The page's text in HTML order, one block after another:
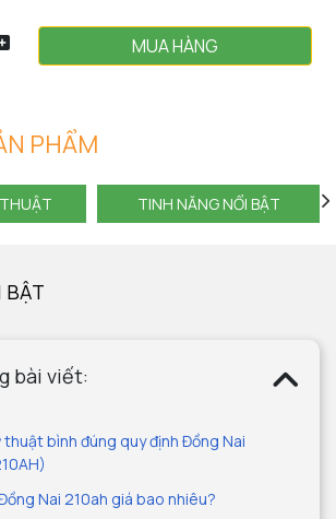
MUA HÀNG
PHẨM
TINH NĂNG NỔI BẬT
BẬT
bài viết:
thuật bình đúng quy định Đồng Nai
Nai 210ah giá bao nhiêu?